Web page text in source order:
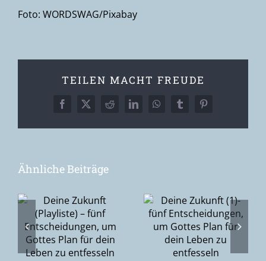
Foto: WORDSWAG/Pixabay
TEILEN MACHT FREUDE
Facebook
X RedditLinkedInWhatsAppTumblrPinterest
Ähnliche Beiträge
Deine
fünf
Entscheidungen,
um Gottes
Plan für dein
Ostersonnntag
– ich habe
den Herrn
gesehen